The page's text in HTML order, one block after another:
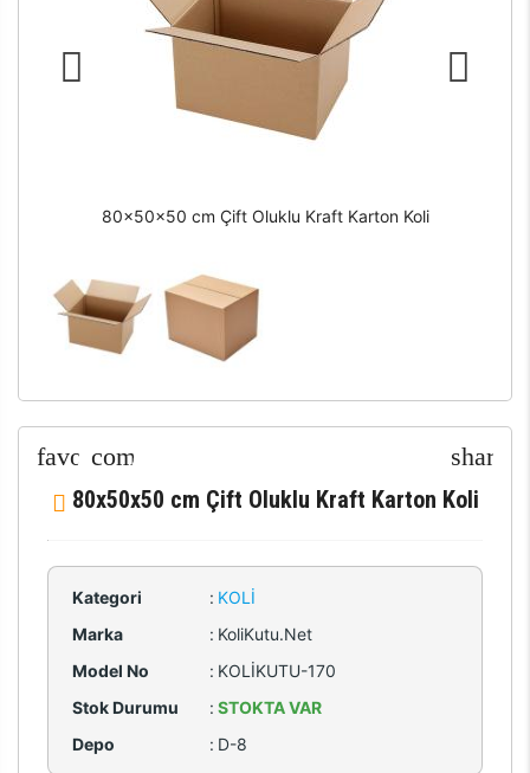
80x50x50 cm Çift Oluklu Kraft Karton Koli
80x50x50 cm Çift Oluklu Kraft Karton Koli
Kategori : KOLI
Marka
: KoliKutu.Net
Model No
: KOLİKUTU-170
Stok Durumu
: STOKTA VAR
Depo
: D-8